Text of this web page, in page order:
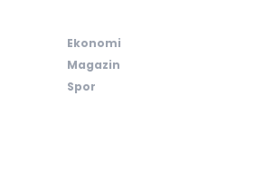
Ekonomi
Magazin
Spor